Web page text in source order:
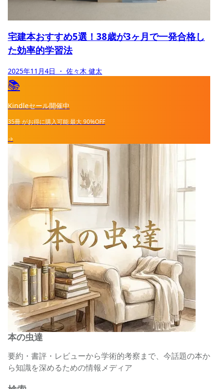
宅建本おすすめ5選！38歳が3ヶ月で一発合格し
た効率的学習法
2025年11月4日 ・ 佐々木 健太
📚
Kindleセール開催中
35冊がお得に購入可能最大90%OFF
→
本の虫達
要約・書評・レビューから学術的考察まで、今話題の本か
ら知識を深めるための情報メディア